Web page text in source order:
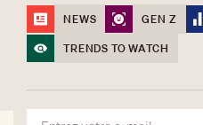
NEWS GEN Z
TRENDS TO WATCH
PROTECTION DES DONNÉES
contact@luxurytribune.com